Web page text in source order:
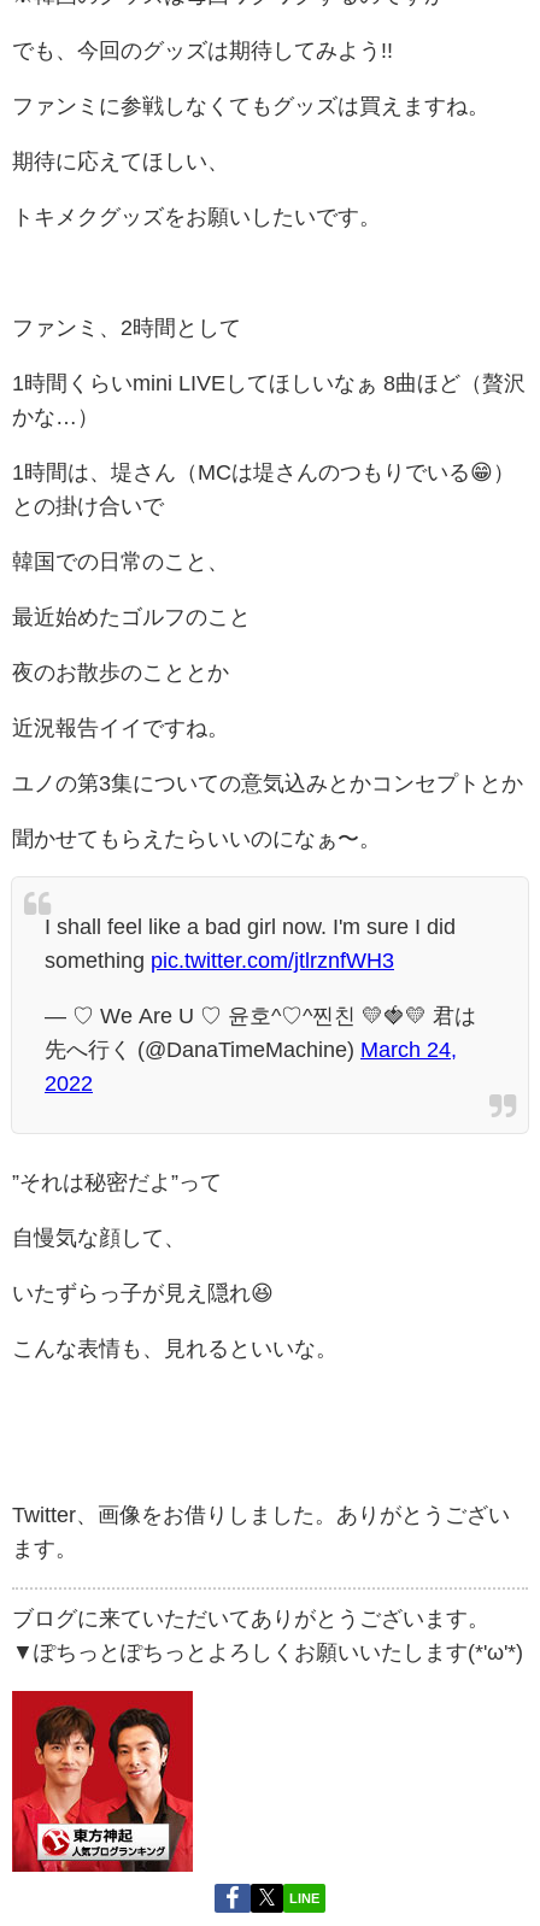
でも、今回のグッズは期待してみよう!!
ファンミに参戦しなくてもグッズは買えますね。
期待に応えてほしい、
トキメクグッズをお願いしたいです。
ファンミ、2時間として
1時間くらいmini LIVEしてほしいなぁ 8曲ほど（贅沢
かな…）
1時間は、堤さん（MCは堤さんのつもりでいる😁）
との掛け合いで
韓国での日常のこと、
最近始めたゴルフのこと
夜のお散歩のこととか
近況報告イイですね。
ユノの第3集についての意気込みとかコンセプトとか
聞かせてもらえたらいいのになぁ〜。
I shall feel like a bad girl now. I'm sure I did
something pic.twitter.com/jtlrznfWH3
— ♡ We Are U ♡ 윤호^♡^찐친 💛🍓💛 君は
先へ行く (@DanaTimeMachine) March 24,
2022
”それは秘密だよ”って
自慢気な顔して、
いたずらっ子が見え隠れ😆
こんな表情も、見れるといいな。
Twitter、画像をお借りしました。ありがとうござい
ます。
ブログに来ていただいてありがとうございます。
▼ぽちっとぽちっとよろしくお願いいたします(*'ω'*)
LINE